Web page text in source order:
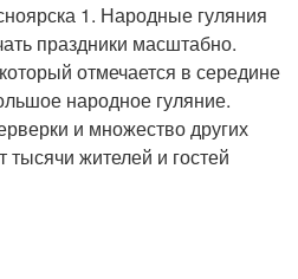
1. Народные гуляния
праздники масштабно.
отмечается в середине
народное гуляние.
и множество других
жителей и гостей